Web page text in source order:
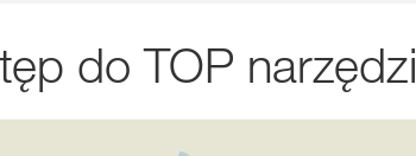
do TOP narzędzi